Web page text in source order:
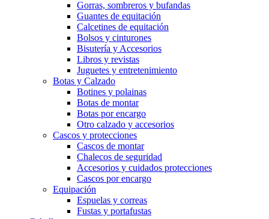
Gorras, sombreros y bufandas
Guantes de equitación
Calcetines de equitación
Bolsos y cinturones
Bisutería y Accesorios
Libros y revistas
Juguetes y entretenimiento
Botas y Calzado
Botines y polainas
Botas de montar
Botas por encargo
Otro calzado y accesorios
Cascos y protecciones
Cascos de montar
Chalecos de seguridad
Accesorios y cuidados protecciones
Cascos por encargo
Equipación
Espuelas y correas
Fustas y portafustas